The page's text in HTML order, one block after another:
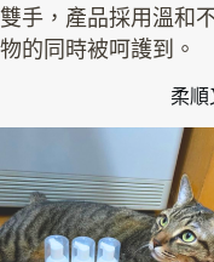
雙手，產品採用溫和
物的同時被呵護到。
柔順